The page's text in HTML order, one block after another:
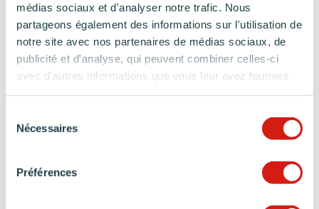
médias sociaux et d'analyser notre trafic. Nous
partageons également des informations sur l'utilisation de
notre site avec nos partenaires de médias sociaux, de
publicité et d'analyse, qui peuvent combiner celles-ci
avec d'autres informations que vous leur avez fournies
Nécessaires
Préférences
Des matériaux premiums
Cuisine bois
Une finition empreinte de modernité et de sobriété